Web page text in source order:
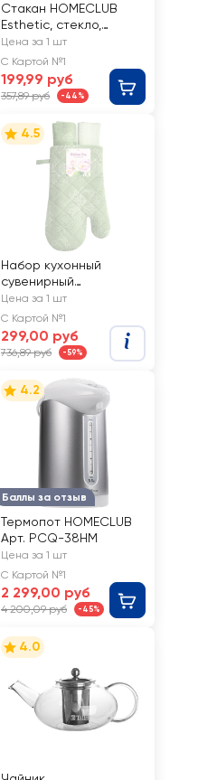
Стакан HOMECLUB
Esthetic, стекло,
400мл, Арт. tccg-2
Цена за 1 шт
С Картой №1
199,99 руб
357,89 руб -44%
4.5
Набор кухонный
сувенирный
ВАСИЛИСА рукавица
18х30см и 2
полотенца 35х60см
Цена за 1 шт
С Картой №1
299,00 руб
736,89 руб -59%
Баллы за отзыв
4.2
Термопот HOMECLUB
Арт. PCQ-38HM
Цена за 1 шт
С Картой №1
2 299,00 руб
4 200,09 руб -45%
4.0